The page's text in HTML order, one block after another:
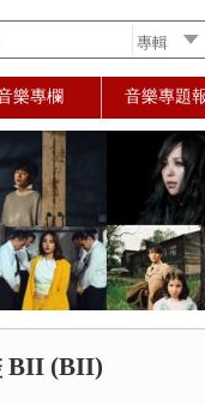
樂專欄 音樂專題
BII (BII)